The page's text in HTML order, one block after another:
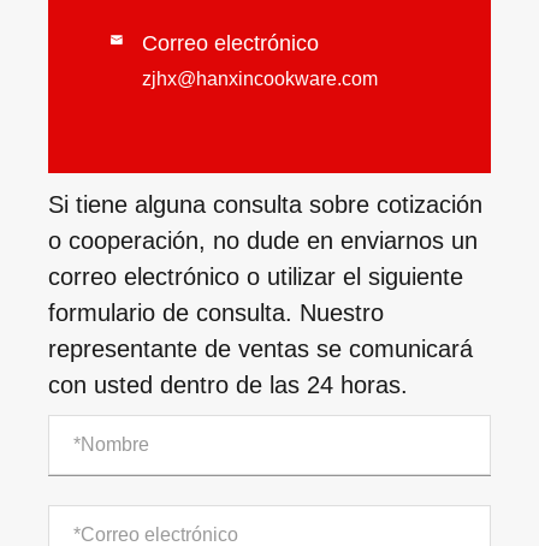
 Correo electrónico
zjhx@hanxincookware.com
Si tiene alguna consulta sobre cotización
o cooperación, no dude en enviarnos un
correo electrónico o utilizar el siguiente
formulario de consulta. Nuestro
representante de ventas se comunicará
con usted dentro de las 24 horas.